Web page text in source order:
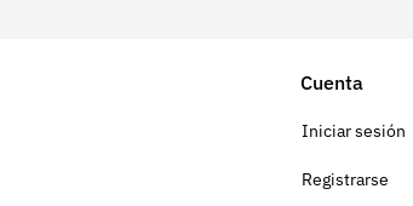
Cuenta
Iniciar sesión
Registrarse